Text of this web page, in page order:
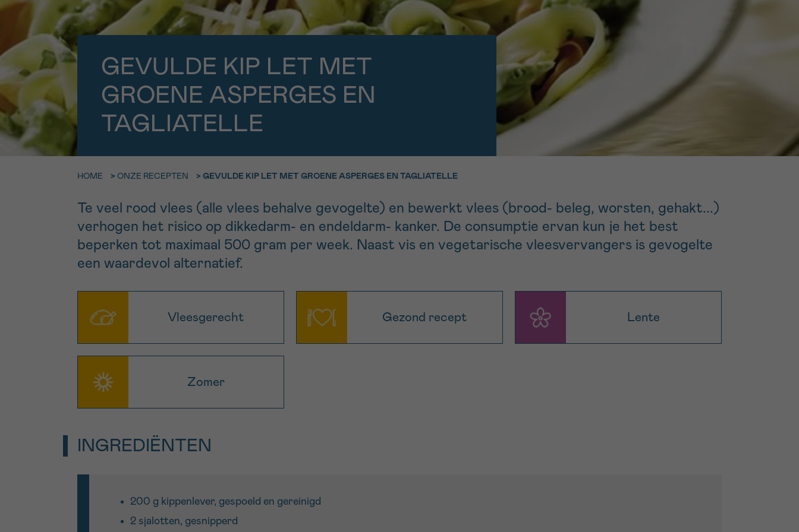
GEVULDE KIP LET MET
GROENE ASPERGES EN
TAGLIATELLE
HOME > ONZE RECEPTEN > GEVULDE KIP LET MET GROENE ASPERGES EN TAGLIATELLE
Te veel rood vlees (alle vlees behalve gevogelte) en bewerkt vlees (brood- beleg, worsten, gehakt...)
verhogen het risico op dikkedarm- en endeldarm- kanker. De consumptie ervan kun je het best
beperken tot maximaal 500 gram per week. Naast vis en vegetarische vleesvervangers is gevogelte
een waardevol alternatief.
Vleesgerecht Gezond recept Lente
Zomer
INGREDIËNTEN
200 g kippenlever, gespoeld en gereinigd
2 sjalotten, gesnipperd
Bel ons op 0800 15 802
Via ons
contactformulier
worden
Meer weten over
Kankerinfo
*VERPLICHT VELD
9h-11h 13h-16h 16h-18h
Verder